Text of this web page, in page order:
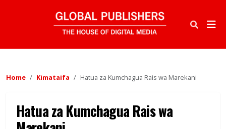
Home Kimataifa Hatua za Kumchagua Rais wa Marekani
Hatua za Kumchagua Rais wa